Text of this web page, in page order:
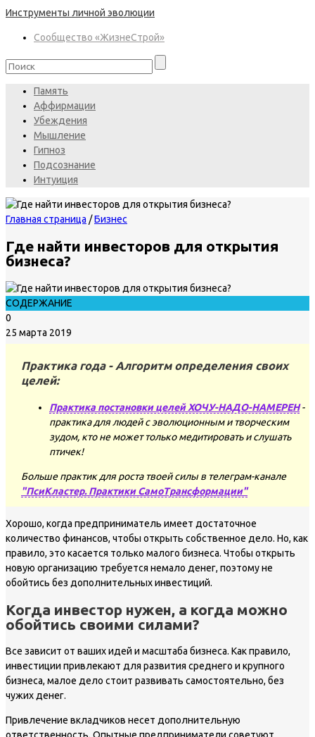
Инструменты личной эволюции
Сообщество «ЖизнеСтрой»
Память
Аффирмации
Убеждения
Мышление
Гипноз
Подсознание
Интуиция
Главная страница /Бизнес
Где найти инвесторов для открытия
бизнеса?
СОДЕРЖАНИЕ
0
25 марта 2019
Практика года - Алгоритм определения своих
целей:
Практика постановки целей ХОЧУ-НАДО-НАМЕРЕН-
практика для людей с эволюционным и творческим
зудом, кто не может только медитировать и слушать
птичек!
Больше практик для роста твоей силы в телеграм-канале
"ПсиКластер. Практики СамоТрансформации"
Хорошо, когда предприниматель имеет достаточное
количество финансов, чтобы открыть собственное дело. Но, как
правило, это касается только малого бизнеса. Чтобы открыть
новую организацию требуется немало денег, поэтому не
обойтись без дополнительных инвестиций.
Когда инвестор нужен, а когда можно
обойтись своими силами?
Все зависит от ваших идей и масштаба бизнеса. Как правило,
инвестиции привлекают для развития среднего и крупного
бизнеса, малое дело стоит развивать самостоятельно, без
чужих денег.
Привлечение вкладчиков несет дополнительную